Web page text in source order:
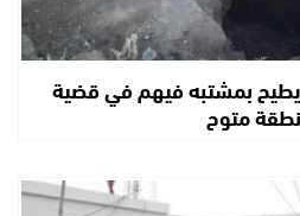
يطيح بمشتبه فيهم في قضية
متوح